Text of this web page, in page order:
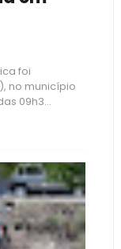
foi
no município
09h3...